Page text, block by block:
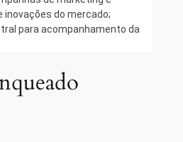
inovações do mercado;
para acompanhamento da